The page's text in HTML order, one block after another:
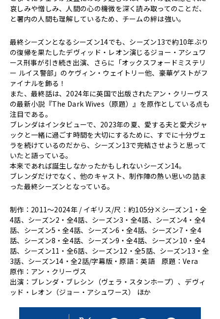
哀しみや憎しみ、人間の心の機微を深く読み取ってのことだ、
と署内の人間も理解しているため、チームの絆は強い。
最終シーズンとなるシーズン14でも、シーズン13で約10年ぶり
の復帰を果たしたデヴィッド・レオン演じるジョー・アシュワ
ース刑事が引き続き出演、さらに「オックスフォードミステリ
ー ルイス警部」のケヴィン・ウェイトリー他、豪華ゲストがフ
ァイナルを飾る！
また、最終話は、2024年に英国で出版されたアン・クリーヴス
の最新小説『The Dark Wives（原題）』を原作としている点も
注目である。
ブレンダはインタビューで、2023年の夏、愛する夫と愛犬ジャ
ックと一緒に過ごす時間を大切にするために、すでに十分ヴェ
ラを続けているのだから、シーズン13で完結させようと思って
いたと語っている。
本来であれば誕生しなかったかもしれないシーズン14。
ブレンダだけでなく、他のキャスト、制作陣の熱い思いの詰ま
った最終シーズンとなっている。
制作：2011～2024年 / イギリス/尺：約105分×シーズン1・全
4話、シーズン2・全4話、シーズン3・全4話、シーズン4・全4
話、シーズン5・全4話、シーズン6・全4話、シーズン7・全4
話、シーズン8・全4話、シーズン9・全4話、シーズン10・全4
話、シーズン11・全6話、シーズン12・全5話、シーズン13・全
3話、シーズン14・全2話/字幕版・原語：英語 原題：Vera
原作：アン・クリーヴス
出演：ブレンダ・ブレシン（ヴェラ・スタンホープ）、デヴィ
ッド・レオン（ジョー・アシュワース） ほか